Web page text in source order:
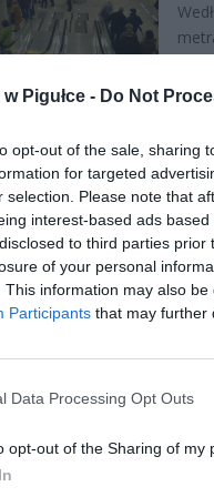
Pigułce - Do Not
opt-out of the sale, sharing
for targeted
selection. Please note that
interest-based ads
to third parties
of your personal
This information may also
Participants that may further
Data Processing Opt Outs
opt-out of the Sharing of my
Dziennie ruch
8
Dziś
dalej